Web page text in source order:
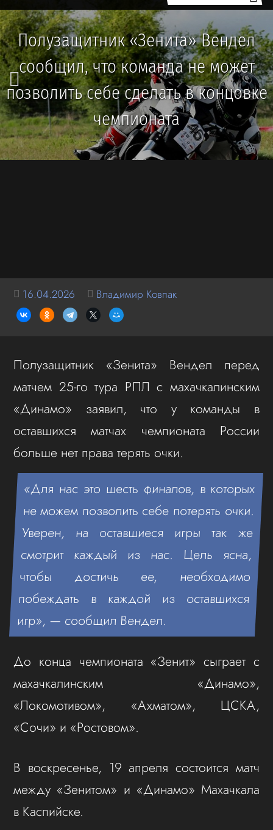
Полузащитник «Зенита» Вендел
сообщил, что команда не может
позволить себе сделать в концовке
чемпионата
16.04.2026 Владимир Ковпак
Полузащитник «Зенита» Вендел перед
матчем 25‑го тура РПЛ с махачкалинским
«Динамо»
заявил, что у команды в
оставшихся матчах чемпионата России
больше нет права терять очки.
«Для нас это шесть финалов, в которых
не можем позволить себе потерять очки.
Уверен, на оставшиеся игры так же
смотрит каждый из нас. Цель ясна,
чтобы достичь ее, необходимо
побеждать в каждой из оставшихся
игр», — сообщил Вендел.
До конца чемпионата «Зенит» сыграет с
махачкалинским «Динамо»,
«Локомотивом», «Ахматом», ЦСКА,
«Сочи» и «Ростовом».
В воскресенье, 19 апреля состоится матч
между «Зенитом» и «Динамо» Махачкала
в Каспийске.